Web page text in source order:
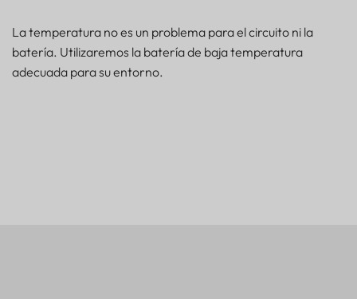
La temperatura no es un problema para el circuito ni la
batería. Utilizaremos la batería de baja temperatura
adecuada para su entorno.